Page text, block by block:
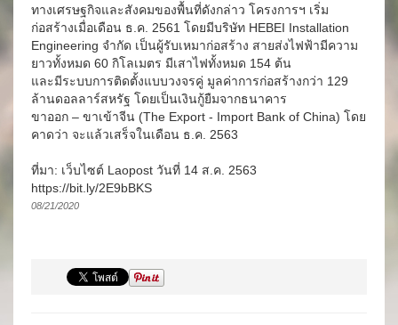
ทางเศรษฐกิจและสังคมของพื้นที่ดังกล่าว โครงการฯ เริ่ม
ก่อสร้างเมื่อเดือน ธ.ค. 2561 โดยมีบริษัท HEBEI Installation
Engineering จำกัด เป็นผู้รับเหมาก่อสร้าง สายส่งไฟฟ้ามีความ
ยาวทั้งหมด 60 กิโลเมตร มีเสาไฟทั้งหมด 154 ต้น
และมีระบบการติดตั้งแบบวงจรคู่ มูลค่าการก่อสร้างกว่า 129
ล้านดอลลาร์สหรัฐ โดยเป็นเงินกู้ยืมจากธนาคาร
ขาออก – ขาเข้าจีน (The Export - Import Bank of China) โดย
คาดว่า จะแล้วเสร็จในเดือน ธ.ค. 2563
ที่มา: เว็บไซต์ Laopost วันที่ 14 ส.ค. 2563
https://bit.ly/2E9bBKS
08/21/2020